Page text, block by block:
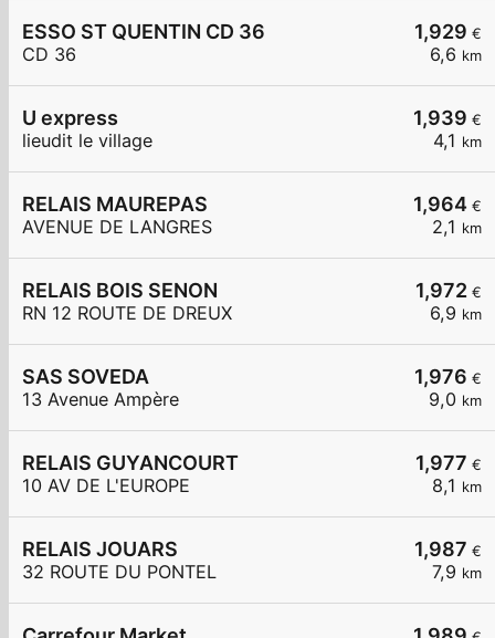
1,929 €
6,6 km
ESSO ST QUENTIN CD 36
CD 36
1,939 €
4,1 km
U express
lieudit le village
1,964 €
2,1 km
RELAIS MAUREPAS
AVENUE DE LANGRES
1,972 €
6,9 km
RELAIS BOIS SENON
RN 12 ROUTE DE DREUX
1,976 €
9,0 km
SAS SOVEDA
13 Avenue Ampère
1,977 €
8,1 km
RELAIS GUYANCOURT
10 AV DE L'EUROPE
1,987 €
7,9 km
RELAIS JOUARS
32 ROUTE DU PONTEL